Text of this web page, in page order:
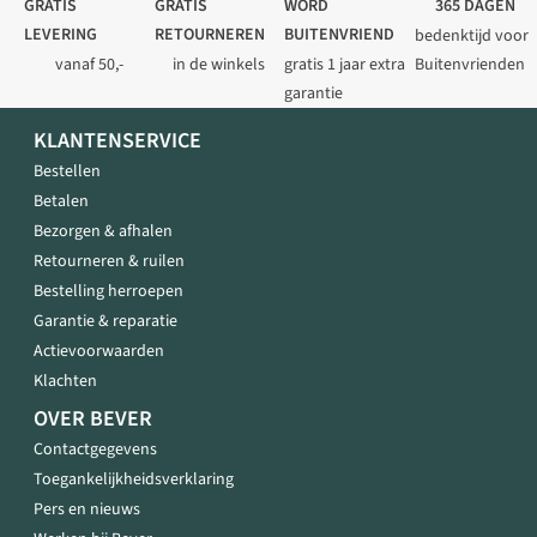
GRATIS
LEVERING
vanaf 50,-
GRATIS
RETOURNEREN
in de winkels
WORD
BUITENVRIEND
gratis 1 jaar extra
garantie
365 DAGEN
bedenktijd voor
Buitenvrienden
KLANTENSERVICE
Bestellen
Betalen
Bezorgen & afhalen
Retourneren & ruilen
Bestelling herroepen
Garantie & reparatie
Actievoorwaarden
Klachten
OVER BEVER
Contactgegevens
Toegankelijkheidsverklaring
Pers en nieuws